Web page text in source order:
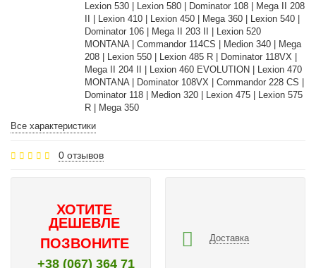
Lexion 530 | Lexion 580 | Dominator 108 | Mega II 208
II | Lexion 410 | Lexion 450 | Mega 360 | Lexion 540 |
Dominator 106 | Mega II 203 II | Lexion 520
MONTANA | Commandor 114CS | Medion 340 | Mega
208 | Lexion 550 | Lexion 485 R | Dominator 118VX |
Mega II 204 II | Lexion 460 EVOLUTION | Lexion 470
MONTANA | Dominator 108VX | Commandor 228 CS |
Dominator 118 | Medion 320 | Lexion 475 | Lexion 575
R | Mega 350
Все характеристики
0 отзывов
ХОТИТЕ
ДЕШЕВЛЕ
ПОЗВОНИТЕ
+38 (067) 364 71
Доставка